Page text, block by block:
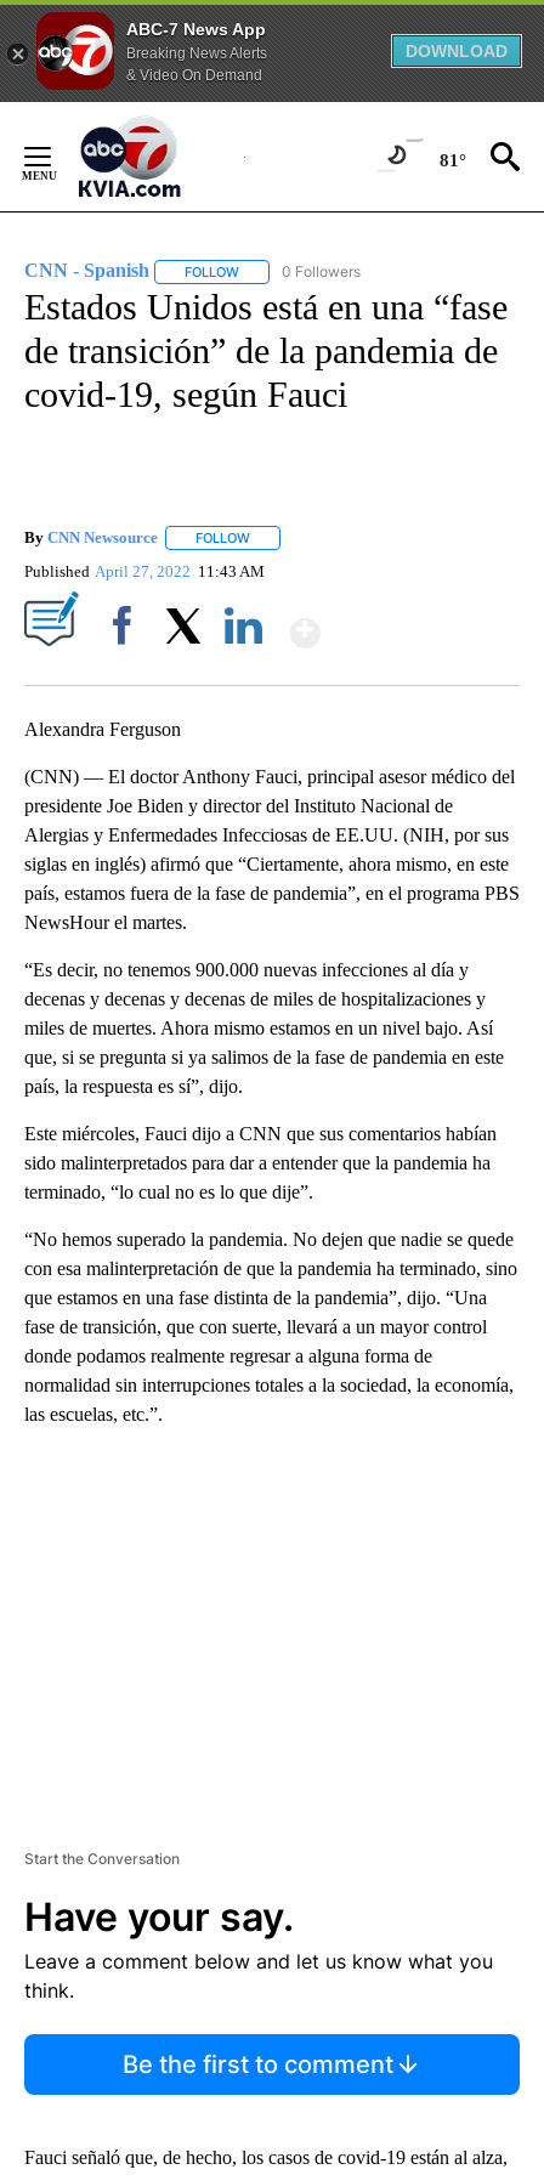
ABC-7 News App
Breaking News Alerts
& Video On Demand
DOWNLOAD
Content
81°
CNN - Spanish FOLLOW FOLLOW "CNN - SPANISH" TO RECEIVE
0 Followers
Estados Unidos está en una “fase
de transición” de la pandemia de
covid-19, según Fauci
By CNN Newsource FOLLOW
Published April 27, 2022 11:43 AM
Alexandra Ferguson
(CNN) — El doctor Anthony Fauci, principal asesor médico del
presidente Joe Biden y director del Instituto Nacional de
Alergias y Enfermedades Infecciosas de EE.UU. (NIH, por sus
siglas en inglés) afirmó que “Ciertamente, ahora mismo, en este
país, estamos fuera de la fase de pandemia”, en el programa PBS
NewsHour el martes.
“Es decir, no tenemos 900.000 nuevas infecciones al día y
decenas y decenas y decenas de miles de hospitalizaciones y
miles de muertes. Ahora mismo estamos en un nivel bajo. Así
que, si se pregunta si ya salimos de la fase de pandemia en este
país, la respuesta es sí”, dijo.
Este miércoles, Fauci dijo a CNN que sus comentarios habían
sido malinterpretados para dar a entender que la pandemia ha
terminado, “lo cual no es lo que dije”.
“No hemos superado la pandemia. No dejen que nadie se quede
con esa malinterpretación de que la pandemia ha terminado, sino
que estamos en una fase distinta de la pandemia”, dijo. “Una
fase de transición, que con suerte, llevará a un mayor control
donde podamos realmente regresar a alguna forma de
normalidad sin interrupciones totales a la sociedad, la economía,
las escuelas, etc.”.
Start the Conversation
Have your say.
Leave a comment below and let us know what you
think.
Be the first to comment
Fauci señaló que, de hecho, los casos de covid-19 están al alza,